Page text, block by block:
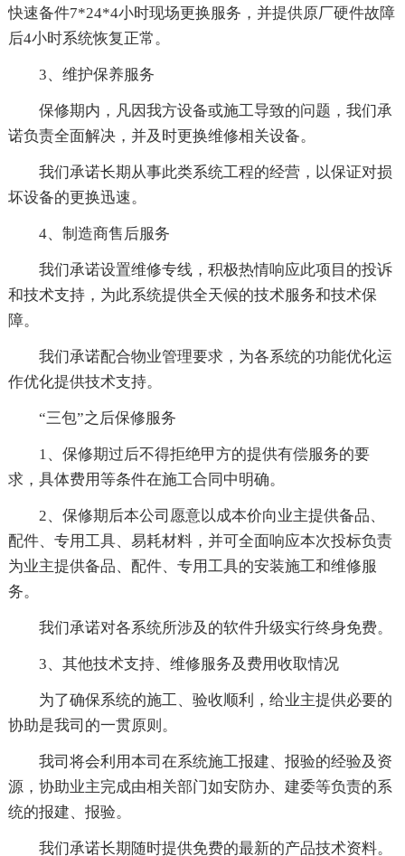
快速备件7*24*4小时现场更换服务，并提供原厂硬件故障
后4小时系统恢复正常。
3、维护保养服务
保修期内，凡因我方设备或施工导致的问题，我们承
诺负责全面解决，并及时更换维修相关设备。
我们承诺长期从事此类系统工程的经营，以保证对损
坏设备的更换迅速。
4、制造商售后服务
我们承诺设置维修专线，积极热情响应此项目的投诉
和技术支持，为此系统提供全天候的技术服务和技术保
障。
我们承诺配合物业管理要求，为各系统的功能优化运
作优化提供技术支持。
“三包”之后保修服务
1、保修期过后不得拒绝甲方的提供有偿服务的要
求，具体费用等条件在施工合同中明确。
2、保修期后本公司愿意以成本价向业主提供备品、
配件、专用工具、易耗材料，并可全面响应本次投标负责
为业主提供备品、配件、专用工具的安装施工和维修服
务。
我们承诺对各系统所涉及的软件升级实行终身免费。
3、其他技术支持、维修服务及费用收取情况
为了确保系统的施工、验收顺利，给业主提供必要的
协助是我司的一贯原则。
我司将会利用本司在系统施工报建、报验的经验及资
源，协助业主完成由相关部门如安防办、建委等负责的系
统的报建、报验。
我们承诺长期随时提供免费的最新的产品技术资料。